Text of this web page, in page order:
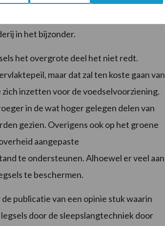
de ogen van de deskundigen is de
in het bijzonder.
het overgrote deel het niet redt.
maar dat zal ten koste gaan van
inzetten voor de voedselvoorziening.
in de wat hoger gelegen delen van
gezien. Overigens ook op het groene
aangepaste
te ondersteunen. Alhoewel er veel aan
te beschermen.
publicatie van een opinie stuk waarin
door de sleepslangtechniek door